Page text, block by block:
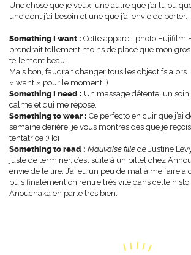
Une chose que je veux, une autre que j’ai lu ou
une dont j’ai besoin et une que j’ai envie de porter.
Something I want : Cette appareil photo Fujifilm
prendrait tellement moins de place que mon gros
tellement beau.
Mais bon, faudrait changer tous les objectifs
« want » pour le moment :)
Something I need : Un massage détente, un
calme et qui me repose.
Something to wear : Ce perfecto en cuir que j’ai
semaine derière, je vous montres des que je
tentatrice :) Ici
Something to read : Mauvaise fille de Justine
juste de terminer, c’est suite à un billet chez
envie de le lire. J’ai eu un peu de mal à me faire a
puis finalement on rentre très vite dans cette
Anouchaka en parle très bien.